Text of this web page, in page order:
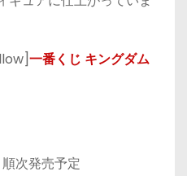
一番くじ キングダム
次発売予定